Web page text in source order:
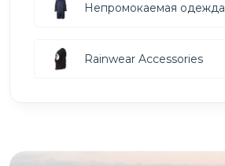
Непромокаемая одежда
Rainwear Accessories